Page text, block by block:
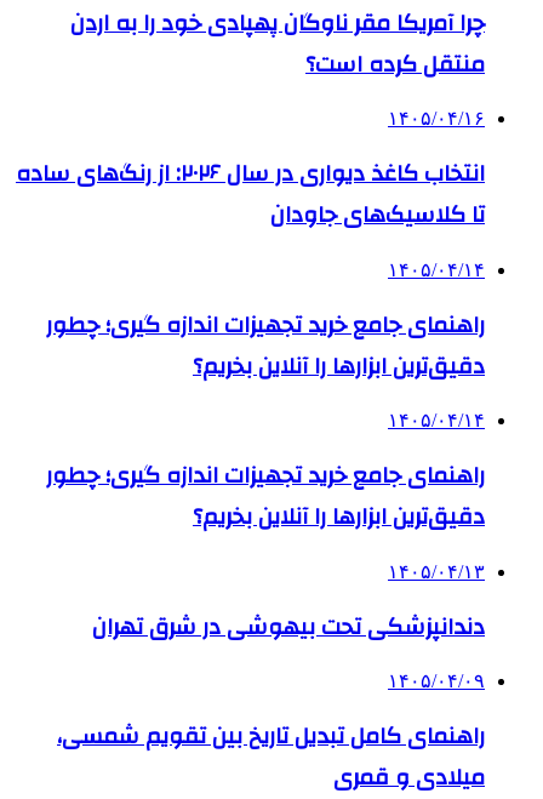
چرا آمریکا مقر ناوگان پهپادی خود را به اردن
منتقل کرده است؟
۱۴۰۵/۰۴/۱۶
انتخاب کاغذ دیواری در سال ۲۰۲۶: از رنگ‌های ساده
تا کلاسیک‌های جاودان
۱۴۰۵/۰۴/۱۴
راهنمای جامع خرید تجهیزات اندازه گیری؛ چطور
دقیق‌ترین ابزارها را آنلاین بخریم؟
۱۴۰۵/۰۴/۱۴
راهنمای جامع خرید تجهیزات اندازه گیری؛ چطور
دقیق‌ترین ابزارها را آنلاین بخریم؟
۱۴۰۵/۰۴/۱۳
دندانپزشکی تحت بیهوشی در شرق تهران
۱۴۰۵/۰۴/۰۹
راهنمای کامل تبدیل تاریخ بین تقویم شمسی،
میلادی و قمری